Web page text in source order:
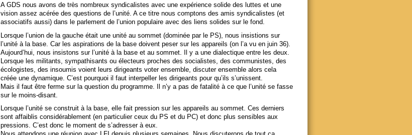
A GDS nous avons de très nombreux syndicalistes avec une expérience solide des luttes et une
vision assez acérée des questions de l’unité. A ce titre nous comptons des amis syndicalistes (et
associatifs aussi) dans le parlement de l’union populaire avec des liens solides sur le fond.
Lorsque l’union de la gauche était une unité au sommet (dominée par le PS), nous insistions sur
l’unité à la base. Car les aspirations de la base doivent peser sur les appareils (on l’a vu en juin 36).
Aujourd’hui, nous insistons sur l’unité à la base et au sommet. Il y a une dialectique entre les deux.
Lorsque les militants, sympathisants ou électeurs proches des socialistes, des communistes, des
écologistes, des insoumis voient leurs dirigeants voter ensemble, discuter ensemble alors cela
créée une dynamique. C’est pourquoi il faut interpeller les dirigeants pour qu’ils s’unissent.
Mais il faut être ferme sur la question du programme. Il n’y a pas de fatalité à ce que l’unité se fasse
sur le moins-disant.
Lorsque l’unité se construit à la base, elle fait pression sur les appareils au sommet. Ces derniers
sont affaiblis considérablement (en particulier ceux du PS et du PC) et donc plus sensibles aux
pressions. C’est donc le moment de s’adresser à eux.